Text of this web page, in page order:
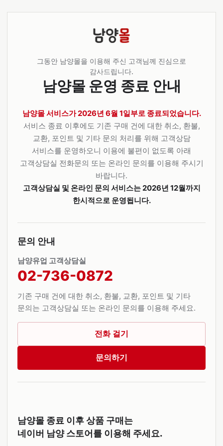
그동안 남양몰을 이용해 주신 고객님께 진심으로
감사드립니다.
남양몰 운영 종료 안내
남양몰 서비스가 2026년 6월 1일부로 종료되었습니다.
서비스 종료 이후에도 기존 구매 건에 대한 취소, 환불,
교환, 포인트 및 기타 문의 처리를 위해 고객상담
서비스를 운영하오니 이용에 불편이 없도록 아래
고객상담실 전화문의 또는 온라인 문의를 이용해 주시기
바랍니다.
고객상담실 및 온라인 문의 서비스는 2026년 12월까지
한시적으로 운영됩니다.
문의 안내
남양유업 고객상담실
02-736-0872
기존 구매 건에 대한 취소, 환불, 교환, 포인트 및 기타
문의는 고객상담실 또는 온라인 문의를 이용해 주세요.
전화 걸기
문의하기
남양몰 종료 이후 상품 구매는
네이버 남양 스토어를 이용해 주세요.